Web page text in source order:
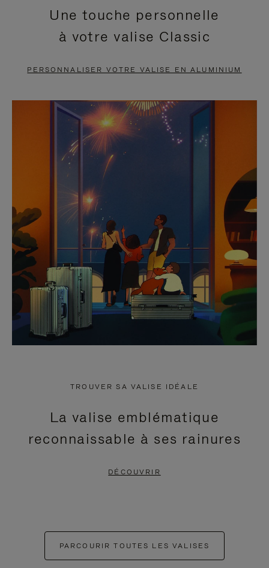
EN
PAUSE,
APPUYEZ
POUR
METTRE
PAUSE
VIDÉO
EST
DÉSACTIVÉ.
CLIQUER
POUR
RÉACTIVER
LE
SON
Une touche personnelle
à votre valise Classic
PERSONNALISER VOTRE VALISE EN ALUMINIUM
TROUVER SA VALISE IDÉALE
La valise emblématique
reconnaissable à ses rainures
DÉCOUVRIR
PARCOURIR TOUTES LES VALISES